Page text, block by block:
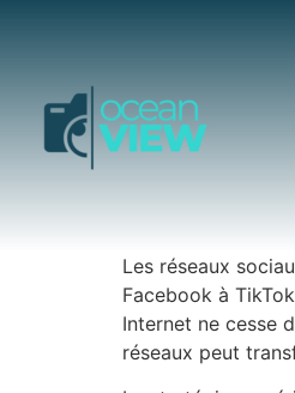
Les réseaux
Facebook à
Internet ne cesse
réseaux peut